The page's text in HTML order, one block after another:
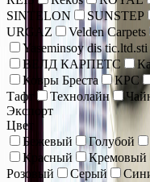
SINTELON
SUNSTEP
URGAZ
Velden Carpets
Yaseminsoy dis tic.ltd.sti
ВЕЛД КАРПЕТС
Ковры Бреста
КРС
Тафт
Технолайн
Экспорт
Цвет
Бежевый
Голубой
Красный
Кремовый
Розовый
Серый